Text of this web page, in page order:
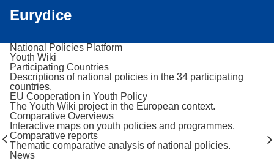
Eurydice
National Policies Platform
Youth Wiki
Participating Countries
Descriptions of national policies in the 34 participating
countries.
EU Cooperation in Youth Policy
The Youth Wiki project in the European context.
Comparative Overviews
Interactive maps on youth policies and programmes.
Comparative reports
Thematic comparative analysis of national policies.
News